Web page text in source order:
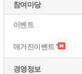
참여마당
이벤트
매거진이벤트
경영정보